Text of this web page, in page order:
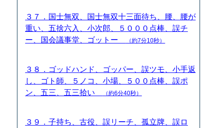
３７．国士無双、国士無双十三面待ち、腰、腰が
重い、五捨六入、小次郎、５０００点棒、誤チ
ー、国会議事堂、ゴットー
（約7分10秒）
３８．ゴッドハンド、ゴッパー、誤ツモ、小手返
し、ゴト師、５ノコ、小場、５００点棒、誤ポ
ン、五三、五三拾い
（約6分40秒）
３９．子持ち、古役、誤リーチ、孤立牌、誤ロ